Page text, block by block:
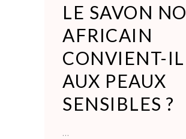
LE SAVON
AFRICAIN
CONVIENT-IL
AUX PEAUX
SENSIBLES ?